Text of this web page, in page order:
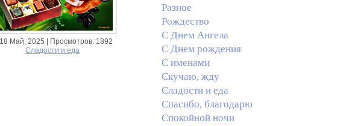
18 Май, 2025 | Просмотров: 1892
Сладости и еда
Разное
Рождество
С Днем Ангела
С Днем рождения
С именами
Скучаю, жду
Сладости и еда
Спасибо, благодарю
Спокойной ночи